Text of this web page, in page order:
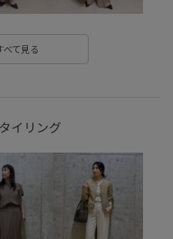
オフィス
ギンガムチェック
サイズ調整 サマーニット
リー対象
スラックス タック
ニット
ベルト メリハリ
べて見る
イリング